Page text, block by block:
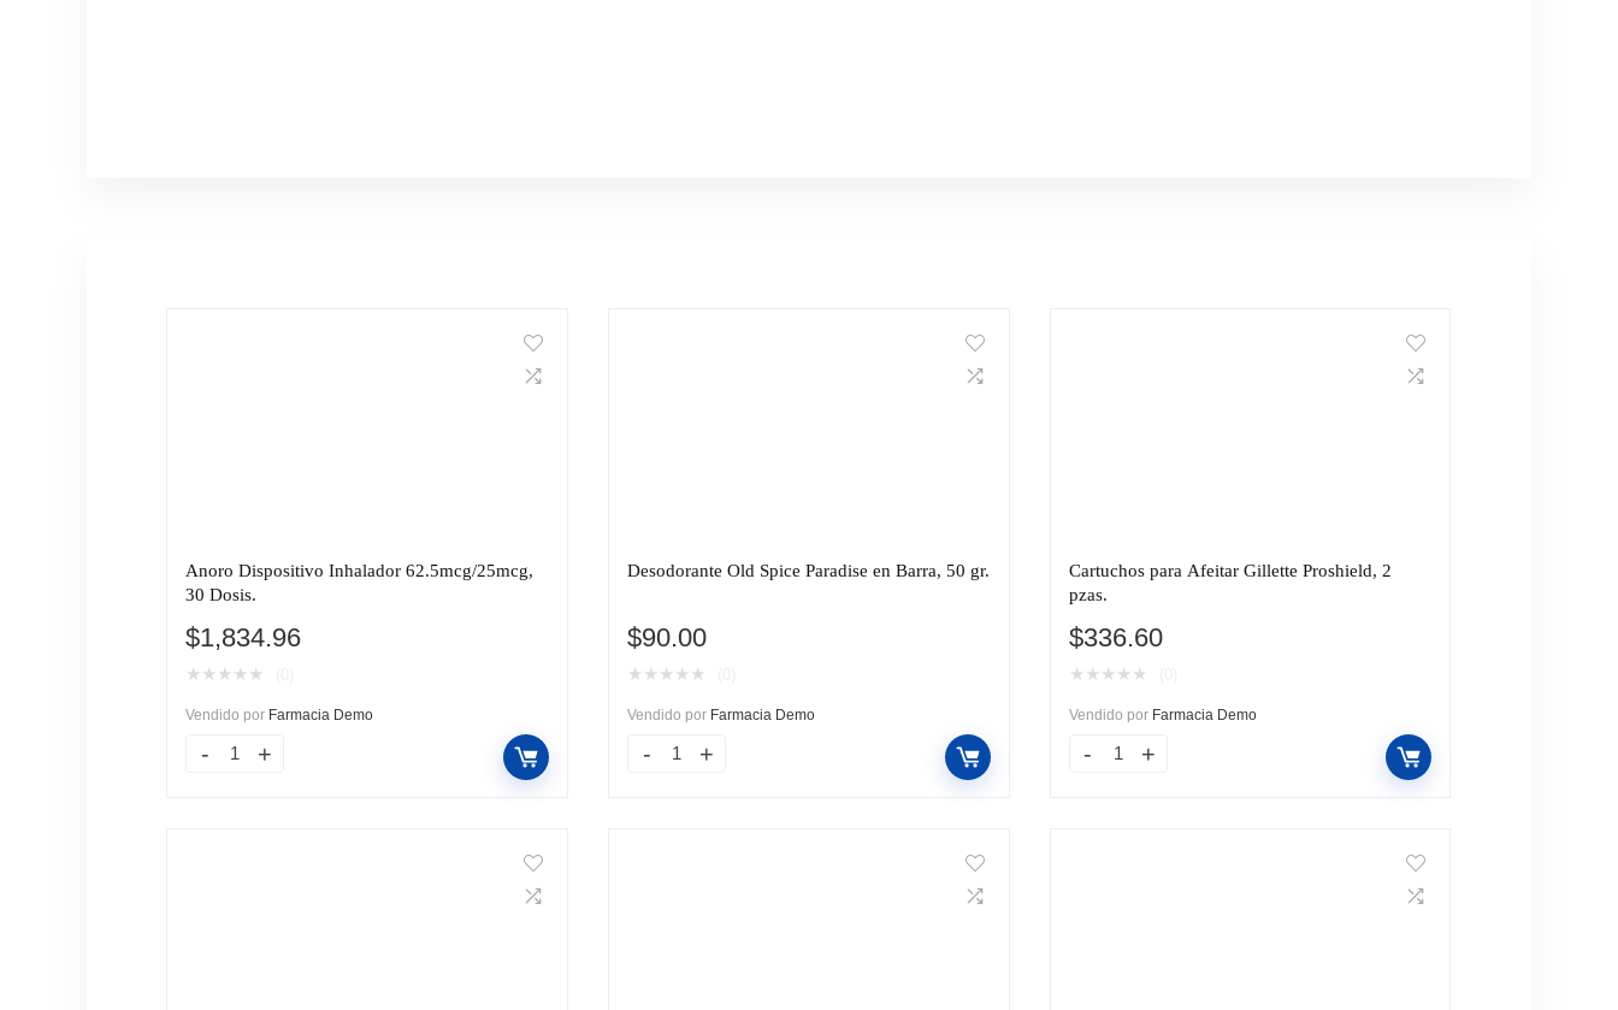
Anoro Dispositivo Inhalador 62.5mcg/25mcg,
30 Dosis.
$1,834.96
★ ★ ★ ★ ★
Vendido por Farmacia Demo
Desodorante Old Spice Paradise en Barra, 50 gr.
$90.00
★ ★ ★ ★ ★
Vendido por Farmacia Demo
Cartuchos para Afeitar Gillette Proshield, 2
pzas.
$336.60
★ ★ ★ ★ ★
Vendido por Farmacia Demo